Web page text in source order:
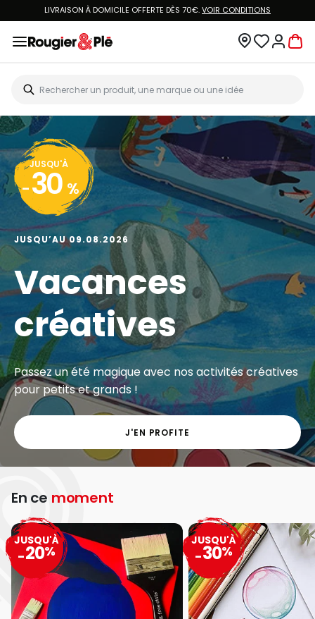
LIVRAISON À DOMICILE OFFERTE DÈS 70€.VOIR CONDITIONS
JUSQU'À
- 30 %
JUSQU’AU 09.08.2026
Vacances
créatives
Passez un été magique avec nos activités créatives
pour petits et grands !
J'EN PROFITE
En ce moment
JUSQU'À
-20%
JUSQU'À
-30%